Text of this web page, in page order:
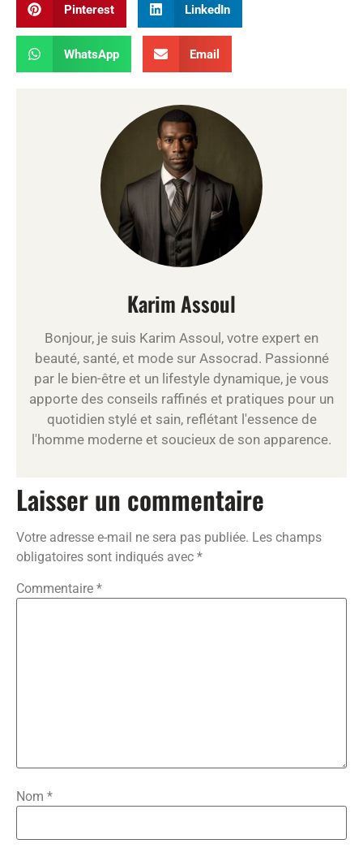
Pinterest LinkedIn
WhatsApp Email
Karim Assoul
Bonjour, je suis Karim Assoul, votre expert en
beauté, santé, et mode sur Assocrad. Passionné
par le bien-être et un lifestyle dynamique, je vous
apporte des conseils raffinés et pratiques pour un
quotidien stylé et sain, reflétant l'essence de
l'homme moderne et soucieux de son apparence.
Laisser un commentaire
Votre adresse e-mail ne sera pas publiée. Les champs
obligatoires sont indiqués avec *
Commentaire *
Nom *